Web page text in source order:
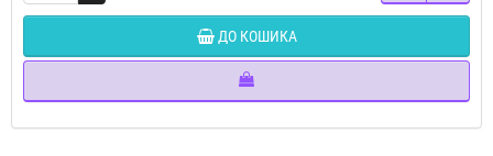
ДО КОШИКА